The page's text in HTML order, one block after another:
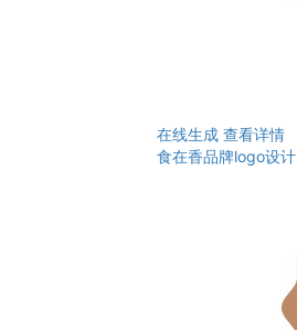
在线生成 查看详情
食在香品牌logo设计